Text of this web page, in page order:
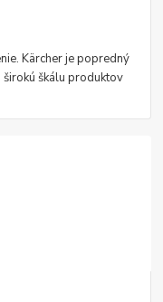
Kärcher je popredný
škálu produktov